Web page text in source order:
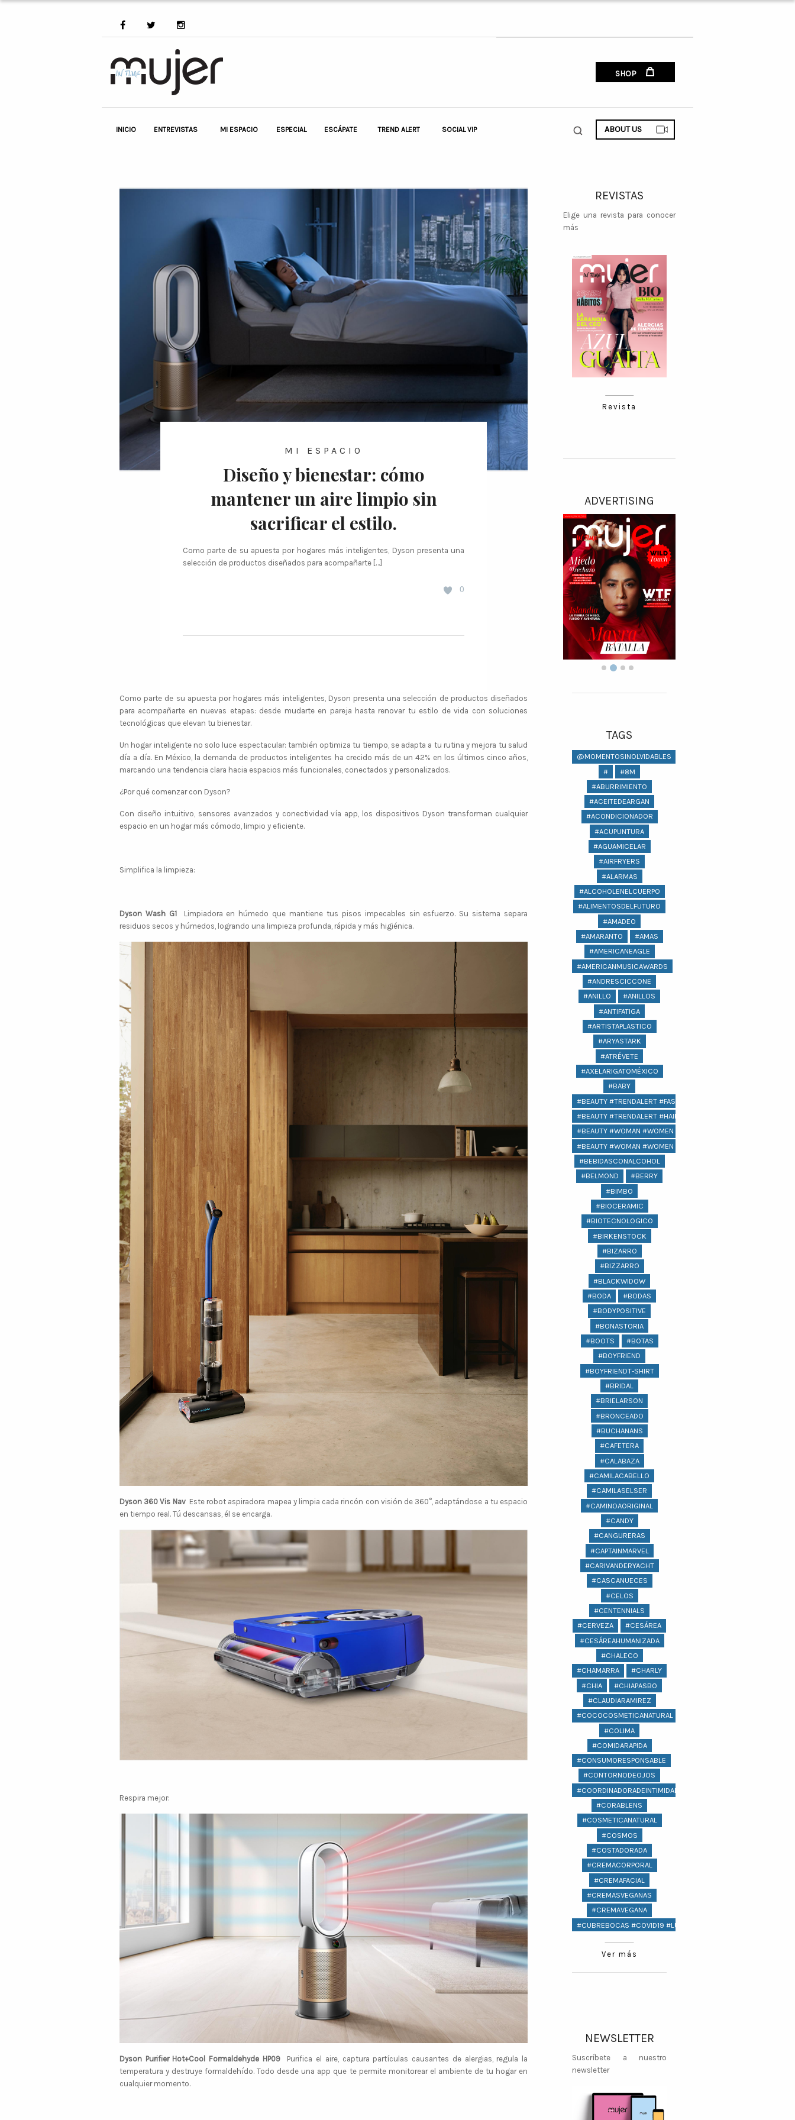
SHOP
INICIO ENTREVISTAS MI ESPACIO ESPECIAL ESCÁPATE TREND ALERT SOCIAL VIP ABOUT US
MI ESPACIO
Diseño y bienestar: cómo
mantener un aire limpio sin
sacrificar el estilo.
Como parte de su apuesta por hogares más inteligentes, Dyson presenta una
selección de productos diseñados para acompañarte […]
0
Como parte de su apuesta por hogares más inteligentes, Dyson presenta una selección de productos diseñados
para acompañarte en nuevas etapas: desde mudarte en pareja hasta renovar tu estilo de vida con soluciones
tecnológicas que elevan tu bienestar.
Un hogar inteligente no solo luce espectacular: también optimiza tu tiempo, se adapta a tu rutina y mejora tu salud
día a día. En México, la demanda de productos inteligentes ha crecido más de un 42% en los últimos cinco años,
marcando una tendencia clara hacia espacios más funcionales, conectados y personalizados.
¿Por qué comenzar con Dyson?
Con diseño intuitivo, sensores avanzados y conectividad vía app, los dispositivos Dyson transforman cualquier
espacio en un hogar más cómodo, limpio y eficiente.
Simplifica la limpieza:
Dyson Wash G1Limpiadora en húmedo que mantiene tus pisos impecables sin esfuerzo. Su sistema separa
residuos secos y húmedos, logrando una limpieza profunda, rápida y más higiénica.
Dyson 360 Vis Nav Este robot aspiradora mapea y limpia cada rincón con visión de 360°, adaptándose a tu espacio
en tiempo real. Tú descansas, él se encarga.
Respira mejor:
Dyson Purifier Hot+Cool Formaldehyde HP09Purifica el aire, captura partículas causantes de alergias, regula la
temperatura y destruye formaldehído. Todo desde una app que te permite monitorear el ambiente de tu hogar en
cualquier momento.
REVISTAS
Elige una revista para conocer
más
Revista
ADVERTISING
TAGS
@MOMENTOSINOLVIDABLES
#
#8M
#ABURRIMIENTO
#ACEITEDEARGAN
#ACONDICIONADOR
#ACUPUNTURA
#AGUAMICELAR
#AIRFRYERS
#ALARMAS
#ALCOHOLENELCUERPO
#ALIMENTOSDELFUTURO
#AMADEO
#AMARANTO
#AMAS
#AMERICANEAGLE
#AMERICANMUSICAWARDS
#ANDRESCICCONE
#ANILLO
#ANILLOS
#ANTIFATIGA
#ARTISTAPLASTICO
#ARYASTARK
#ATRÉVETE
#AXELARIGATOMÉXICO
#BABY
#BEAUTY #TRENDALERT #FASHION
#BEAUTY #TRENDALERT #HAIR #FASHION
#BEAUTY #WOMAN #WOMEN @LIFESTYLE #
#BEAUTY #WOMAN #WOMEN #LIFESTYLE #COMPRAS
#BEBIDASCONALCOHOL
#BELMOND
#BERRY
#BIMBO
#BIOCERAMIC
#BIOTECNOLOGICO
#BIRKENSTOCK
#BIZARRO
#BIZZARRO
#BLACKWIDOW
#BODA
#BODAS
#BODYPOSITIVE
#BONASTORIA
#BOOTS
#BOTAS
#BOYFRIEND
#BOYFRIENDT-SHIRT
#BRIDAL
#BRIELARSON
#BRONCEADO
#BUCHANANS
#CAFETERA
#CALABAZA
#CAMILACABELLO
#CAMILASELSER
#CAMINOAORIGINAL
#CANDY
#CANGURERAS
#CAPTAINMARVEL
#CARIVANDERYACHT
#CASCANUECES
#CELOS
#CENTENNIALS
#CERVEZA
#CESÁREA
#CESÁREAHUMANIZADA
#CHALECO
#CHAMARRA
#CHARLY
#CHIA
#CHIAPASBO
#CLAUDIARAMIREZ
#COCOCOSMETICANATURAL
#COLIMA
#COMIDARAPIDA
#CONSUMORESPONSABLE
#CONTORNODEOJOS
#COORDINADORADEINTIMIDAD
#CORABLENS
#COSMETICANATURAL
#COSMOS
#COSTADORADA
#CREMACORPORAL
#CREMAFACIAL
#CREMASVEGANAS
#CREMAVEGANA
#CUBREBOCAS #COVID19 #LUJO
#DÍADELAMUJER
#DIJE
#DISEÑADORDEMODA
#DIU
Ver más
NEWSLETTER
Suscríbete a nuestro
newsletter